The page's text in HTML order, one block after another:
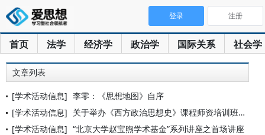
首页 法学 经济学 政治学 国际关系 社会学
登录 注册
文章列表
[学术活动信息] 李零：《思想地图》自序
[学术活动信息] 关于举办《西方政治思想史》课程师资培训班的通知
[学术活动信息] “北京大学赵宝煦学术基金”系列讲座之首场讲座